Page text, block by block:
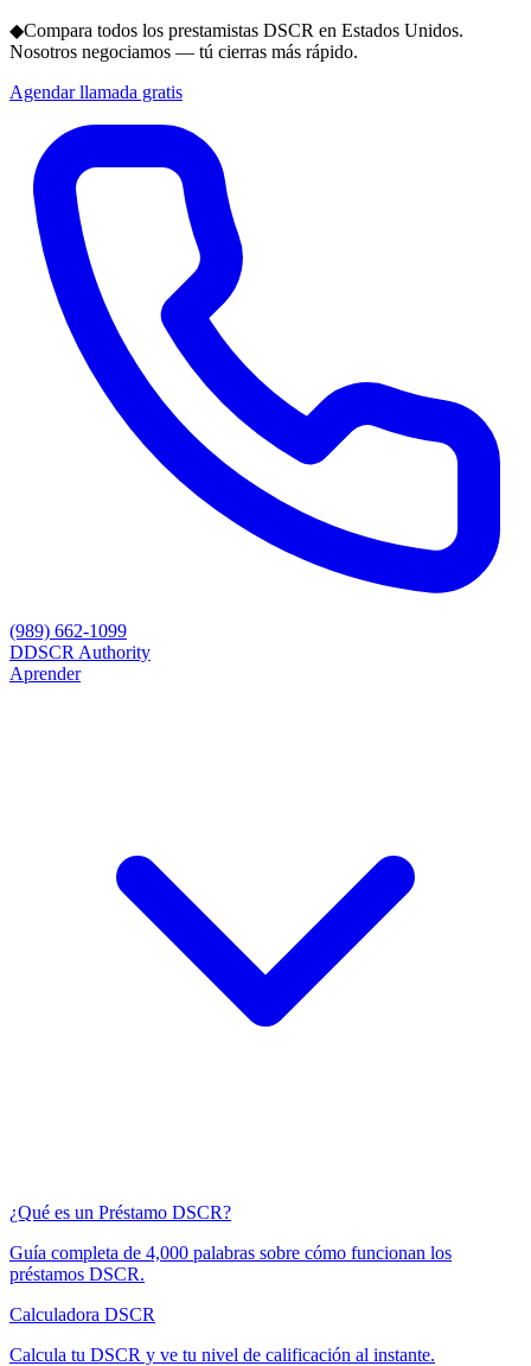
◆Compara todos los prestamistas DSCR en Estados Unidos.
Nosotros negociamos — tú cierras más rápido.
Agendar llamada gratis
(989) 662-1099
DDSCR Authority
Aprender
¿Qué es un Préstamo DSCR?
Guía completa de 4,000 palabras sobre cómo funcionan los
préstamos DSCR.
Calculadora DSCR
Calcula tu DSCR y ve tu nivel de calificación al instante.